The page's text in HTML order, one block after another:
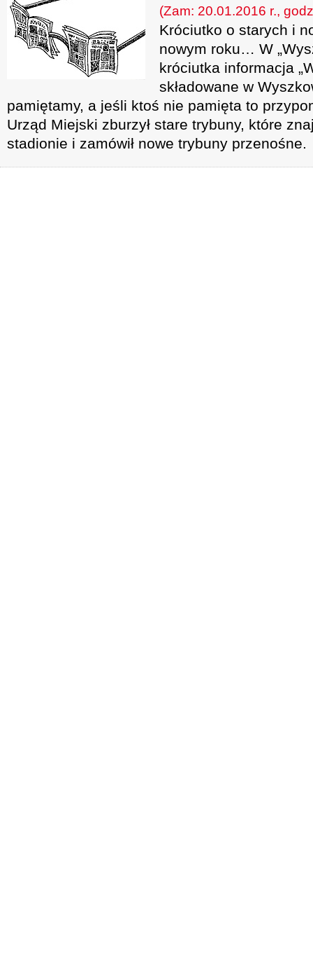
(Zam: 20.01.2016 r.,
Króciutko o starych i
nowym roku… W
króciutka informacja
składowane w
pamiętamy, a jeśli ktoś nie pamięta to
Urząd Miejski zburzył stare trybuny, które
stadionie i zamówił nowe trybuny przenośne.